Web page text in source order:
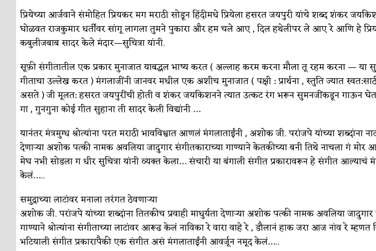
प्रियेच्या आर्जवाने संमोहित प्रियकर मग मराठी सोडून हिंदीमधे प्रियेला हसरत जयपुरी यांचे शब्द शंकर
घोळवत राजकुमार धर्तीवर सांगू लागला तुमने पुकारा और हम चले आए , दिल हथेलीपर ले आए रे आणि हे
कबुलीजबाब सादर केले मंदार—सुचित्रा यांनी.
सूफ़ी संगीतातील एक प्रकार मुनाजात याबद्धल भाष्य करत ( अल्लाह करम करना मौला तू रहम करना —
गीताचा उल्लेख करत ) मंगलाजींनी जानवर मधील एक अशीच मुनाजात ( पक्षी : प्रार्थना , स्तुति ज्यात
असते ) जी मूलत: हसरत जयपुरींची होती व शंकर जयकिशनने त्यात उत्कट रंग भरून सुमनजींकडून गाऊन
गा , गुनगुना कोई गीत सुहाना ती सादर केली विद्यांनी …
यानंतर मंत्रमुग्ध श्रोत्यांना परत मराठी भावविश्वात आणलं मंगलाताईंनी , अशोक जी. परांजपे यांच्या शब्दांना
देणार्‍या अशोक पत्की नामक अवलिया जादुगार संगीतकाराच्या गाण्याने केतकीच्या बनी तिथे नाचला गं मोर
मेघ नभी सोडला ग धीर सुचित्रा यांनी व्यक्त केला… संचारी या बंगाली संगीत प्रकारावरून हे संगीत आल्याचं
केलं…..
समुद्राच्या लाटांवर मनाला तरंगत ठेवणार्‍या
अशोक जी. परांजपे यांच्या शब्दांना तितकीच प्रवाही माधुर्यता देणार्‍या अशोक पत्की नामक अवलिया जादुगार
गाण्याने श्रोत्यांना संगीताच्या लाटांवर आरूढ केलं नाविका रे वारा वाहे रे , डौलानं हाक जरा आज नांव रे म्हणत
भटियाली संगीत प्रकारापैकी एक संगीत असं मंगलाताईंनी आवर्जून नमूद केलं…..